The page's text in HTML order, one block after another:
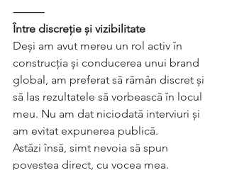
⸻
Între discreție și vizibilitate
Deși am avut mereu un rol activ în
construcția și conducerea unui brand
global, am preferat să rămân discret și
să las rezultatele să vorbească în locul
meu. Nu am dat niciodată interviuri și
am evitat expunerea publică.
Astăzi însă, simt nevoia să spun
povestea direct, cu vocea mea.